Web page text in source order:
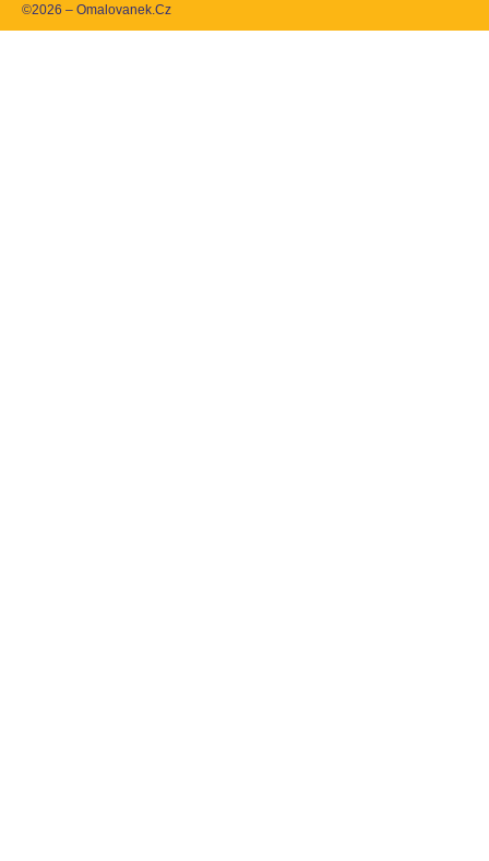
©2026 – Omalovanek.Cz